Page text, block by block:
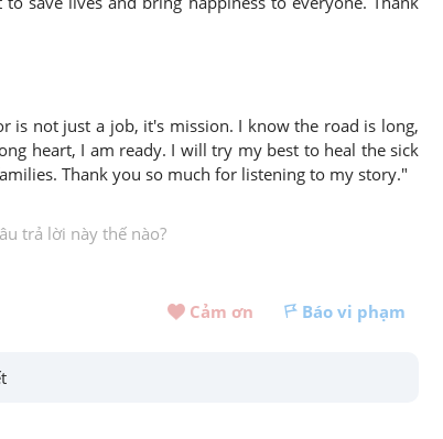
is not just a job, it's mission. I know the road is long,
heart, I am ready. I will try my best to heal the sick
Thank you so much for listening to my story."
trả lời này thế nào?
Cảm ơn Báo vi phạm